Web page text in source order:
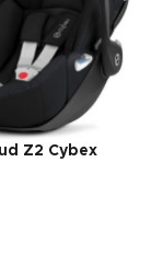
Z2 Cybex